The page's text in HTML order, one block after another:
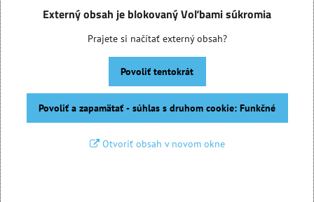
Externý obsah je blokovaný Voľbami súkromia
Prajete si načítať externý obsah?
Povoliť tentokrát
Povoliť a zapamätať - súhlas s druhom cookie: Funkčné
Otvoriť obsah v novom okne